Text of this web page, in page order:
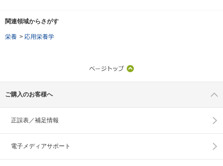
関連領域からさがす
栄養 > 応用栄養学
ご購入のお客様へ
正誤表／補足情報
電子メディアサポート